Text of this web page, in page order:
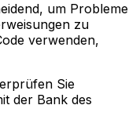
um Probleme
zu
verwenden,
Sie
der Bank des